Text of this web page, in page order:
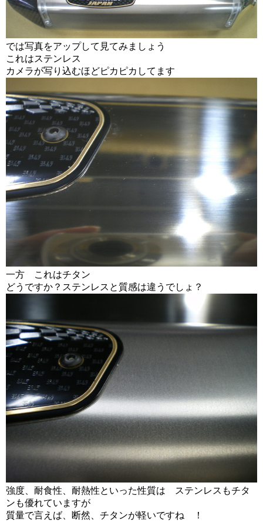
では写真をアップして見てみましょう
これはステンレス
カメラが写り込むほどピカピカしてます
一方 これはチタン
どうですか？ステンレスと質感は違うでしょ？
強度、耐食性、耐熱性といった性質は ステンレスもチタ
ンも優れていますが
質量で言えば、断然、チタンが軽いですね ！